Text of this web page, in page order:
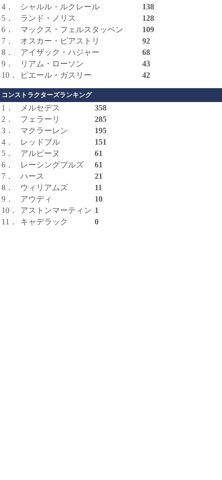
4．
シャルル・ルクレール
138
5．
ランド・ノリス
128
6．
マックス・フェルスタッペン
109
7．
オスカー・ピアストリ
92
8．
アイザック・ハジャー
68
9．
リアム・ローソン
43
10．
ピエール・ガスリー 42
コンストラクターズランキング
1． メルセデス
358
2．
フェラーリ
285
3．
マクラーレン
195
4．
レッドブル
151
5．
アルピーヌ
61
6．
レーシングブルズ
61
7．
ハース
21
8．
ウィリアムズ
11
9．
アウディ
10
10．
アストンマーティン 1
11．
キャデラック 0